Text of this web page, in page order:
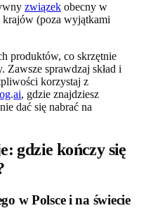
związek obecny w
(poza wyjątkami
produktów, co skrzętnie
sprawdzaj skład i
korzystaj z
.ai, gdzie znajdziesz
dać się nabrać na
gdzie kończy się
w Polsce i na świecie